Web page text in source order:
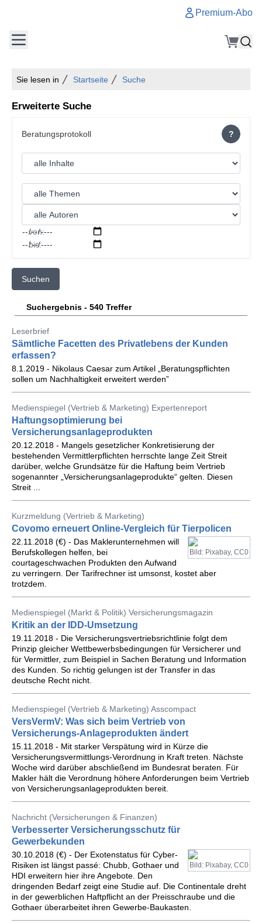
Premium-Abo
Sie lesen in Startseite Suche
Erweiterte Suche
?
von:
bis:
Suchen
Suchergebnis - 540 Treffer
Leserbrief
Sämtliche Facetten des Privatlebens der Kunden
erfassen?
8.1.2019 - Nikolaus Caesar zum Artikel „Beratungspflichten
sollen um Nachhaltigkeit erweitert werden”
Medienspiegel (Vertrieb & Marketing) Expertenreport
Haftungsoptimierung bei
Versicherungsanlageprodukten
20.12.2018 - Mangels gesetzlicher Konkretisierung der
bestehenden Vermittlerpflichten herrschte lange Zeit Streit
darüber, welche Grundsätze für die Haftung beim Vertrieb
sogenannter „Versicherungsanlageprodukte“ gelten. Diesen
Streit ...
Kurzmeldung (Vertrieb & Marketing)
Covomo erneuert Online-Vergleich für Tierpolicen
Bild: Pixabay, CC0
22.11.2018 (€) - Das Maklerunternehmen will
Berufskollegen helfen, bei
courtageschwachen Produkten den Aufwand
zu verringern. Der Tarifrechner ist umsonst, kostet aber
trotzdem.
Medienspiegel (Markt & Politik) Versicherungsmagazin
Kritik an der IDD-Umsetzung
19.11.2018 - Die Versicherungsvertriebsrichtlinie folgt dem
Prinzip gleicher Wettbewerbsbedingungen für Versicherer und
für Vermittler, zum Beispiel in Sachen Beratung und Information
des Kunden. So richtig gelungen ist der Transfer in das
deutsche Recht nicht.
Medienspiegel (Vertrieb & Marketing) Asscompact
VersVermV: Was sich beim Vertrieb von
Versicherungs-Anlageprodukten ändert
15.11.2018 - Mit starker Verspätung wird in Kürze die
Versicherungsvermittlungs-Verordnung in Kraft treten. Nächste
Woche wird darüber abschließend im Bundesrat beraten. Für
Makler hält die Verordnung höhere Anforderungen beim Vertrieb
von Versicherungsanlageprodukten bereit.
Nachricht (Versicherungen & Finanzen)
Verbesserter Versicherungsschutz für
Gewerbekunden
Bild: Pixabay, CC0
30.10.2018 (€) - Der Exotenstatus für Cyber-
Risiken ist längst passé: Chubb, Gothaer und
HDI erweitern hier ihre Angebote. Den
dringenden Bedarf zeigt eine Studie auf. Die Continentale dreht
in der gewerblichen Haftpflicht an der Preisschraube und die
Gothaer überarbeitet ihren Gewerbe-Baukasten.